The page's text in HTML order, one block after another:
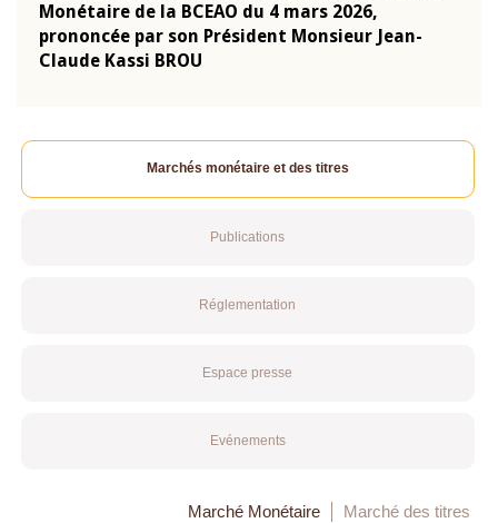
Monétaire de la BCEAO du 4 mars 2026,
prononcée par son Président Monsieur Jean-
Claude Kassi BROU
Marchés monétaire et des titres
Publications
Réglementation
Espace presse
Evénements
Marché Monétaire Marché des titres